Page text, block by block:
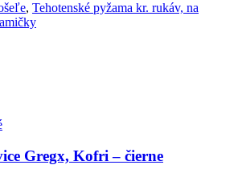
, Tehotenské pyžama kr. rukáv, na
Gregx, Kofri – čierne